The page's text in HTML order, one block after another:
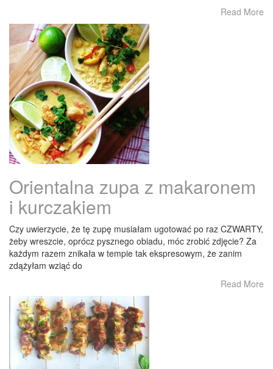
Read More
Orientalna zupa z makaronem
i kurczakiem
Czy uwierzycie, że tę zupę musiałam ugotować po raz CZWARTY,
żeby wreszcie, oprócz pysznego obiadu, móc zrobić zdjęcie? Za
każdym razem znikała w tempie tak ekspresowym, że zanim
zdążyłam wziąć do
Read More